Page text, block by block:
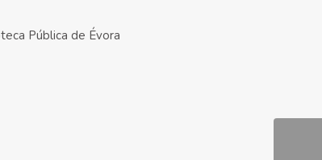
Pública de Évora